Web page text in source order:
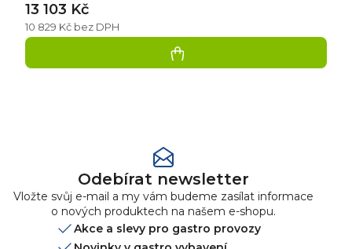
10 829 Kč bez DPH
13 103 Kč
Odebírat newsletter
Vložte svůj e-mail a my vám budeme zasílat informace
o nových produktech na našem e-shopu.
Akce a slevy pro gastro provozy